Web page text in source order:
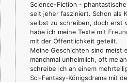
Science-Fiction -
seit jeher fasziniert. Schon als
selbst zu schreiben, doch erst
habe ich meine Texte mit
mit der Öffentlichkeit geteilt.
Meine Geschichten sind meist
manchmal unheimlich, oft
schreibe ich an einem
Sci-Fantasy-Königsdrama mit